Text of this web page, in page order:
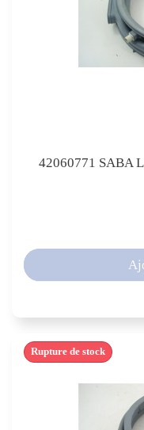
42060771 SABA
Rupture de stock